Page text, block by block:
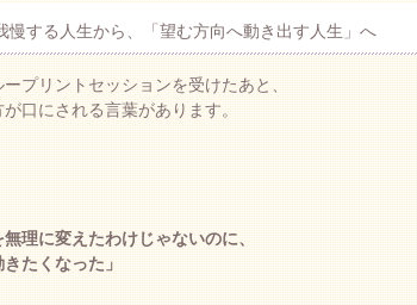
慢する人生から、「望む方向へ動き出す人生」へ
ープリントセッションを受けたあと、
が口にされる言葉があります。
無理に変えたわけじゃないのに、
きたくなった」